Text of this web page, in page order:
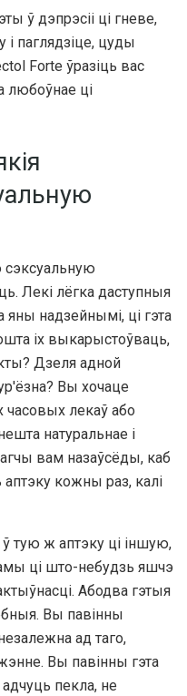
ў дэпрэсіі ці гневе,
і паглядзіце, цуды
Forte ўразіць вас
любоўнае ці
Лекі лёгка даступныя
надзейнымі, ці гэта
іх выкарыстоўваць,
Дзеля адной
Вы хочаце
часовых лекаў або
натуральнае і
вам назаўсёды, каб
кожны раз, калі
тую ж аптэку ці іншую,
ці што-небудзь яшчэ
Абодва гэтыя
Вы павінны
ад таго,
Вы павінны гэта
пекла, не